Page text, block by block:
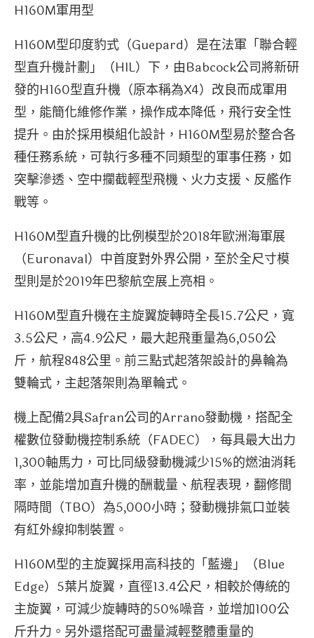
H160M軍用型
H160M型印度豹式（Guepard）是在法軍「聯合輕
型直升機計劃」（HIL）下，由Babcock公司將新研
發的H160型直升機（原本稱為X4）改良而成軍用
型，能簡化維修作業，操作成本降低，飛行安全性
提升。由於採用模組化設計，H160M型易於整合各
種任務系統，可執行多種不同類型的軍事任務，如
突擊滲透、空中攔截輕型飛機、火力支援、反艦作
戰等。
H160M型直升機的比例模型於2018年歐洲海軍展
（Euronaval）中首度對外界公開，至於全尺寸模
型則是於2019年巴黎航空展上亮相。
H160M型直升機在主旋翼旋轉時全長15.7公尺，寬
3.5公尺，高4.9公尺，最大起飛重量為6,050公
斤，航程848公里。前三點式起落架設計的鼻輪為
雙輪式，主起落架則為單輪式。
機上配備2具Safran公司的Arrano發動機，搭配全
權數位發動機控制系統（FADEC），每具最大出力
1,300軸馬力，可比同級發動機減少15%的燃油消耗
率，並能增加直升機的酬載量、航程表現，翻修間
隔時間（TBO）為5,000小時；發動機排氣口並裝
有紅外線抑制裝置。
H160M型的主旋翼採用高科技的「藍邊」（Blue
Edge）5葉片旋翼，直徑13.4公尺，相較於傳統的
主旋翼，可減少旋轉時的50%噪音，並增加100公
斤升力。另外還搭配可盡量減輕整體重量的